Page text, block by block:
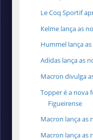
Le Coq Sportif
Kelme lança as
Hummel lança
Adidas lança as
Macron divulga
Topper é a nova
Figueirense
Macron lança as
Macron lança as